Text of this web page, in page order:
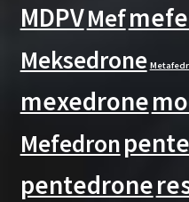
MDPVMef
Meksedrone
mexedrone
Mefedron
pentedrone